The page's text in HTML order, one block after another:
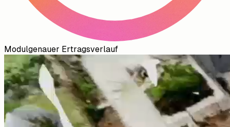
Modulgenauer Ertragsverlauf